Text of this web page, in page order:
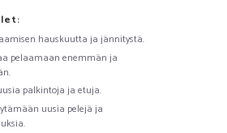
hauskuutta ja jännitystä.
pelaamaan enemmän ja
palkintoja ja etuja.
uusia pelejä ja